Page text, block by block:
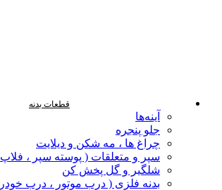
قطعات بدنه
آینه‌ها
جلو پنجره
چراغ‌ ها ، مه‌ شکن و دیلایت
سپر و متعلقات ( پوسته سپر ، فلاپ
شلگیر و گل‌ پخش‌ کن
بدنه فلزی ( درب موتور ، درب